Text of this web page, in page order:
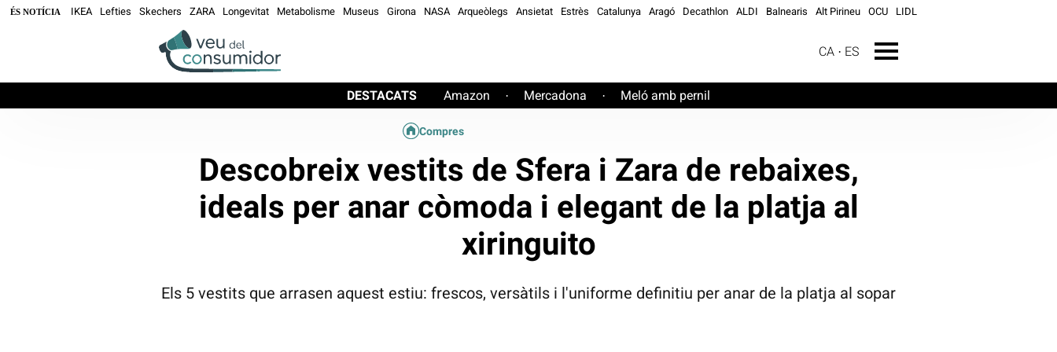
ÉS NOTÍCIA IKEA Lefties Skechers ZARA Longevitat Metabolisme Museus Girona NASA Arqueòlegs Ansietat Estrès Catalunya Aragó Decathlon ALDI Balnearis Alt Pirineu OCU LIDL
CA ES
DESTACATS Amazon · Mercadona · Meló amb pernil
Compres
Descobreix vestits de Sfera i Zara de rebaixes,
ideals per anar còmoda i elegant de la platja al
xiringuito
Els 5 vestits que arrasen aquest estiu: frescos, versàtils i l'uniforme definitiu per anar de la platja al sopar